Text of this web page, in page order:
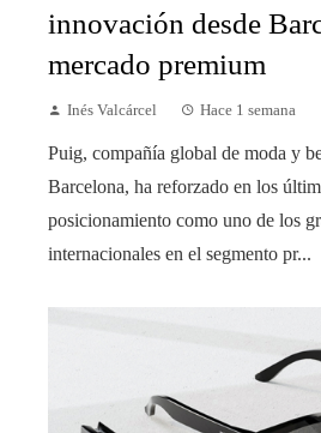
innovación desde
mercado premium
Inés Valcárcel Hace 1 semana
Puig, compañía global de moda y
Barcelona, ha reforzado en los
posicionamiento como uno de los
internacionales en el segmento pr...